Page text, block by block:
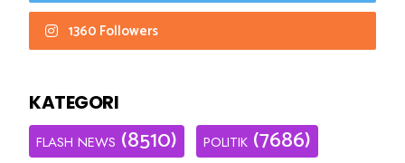
1360 Followers
KATEGORI
FLASH NEWS (8510) POLITIK (7686)